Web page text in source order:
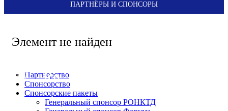
Ru
ПАРТНЁРЫ И СПОНСОРЫ
Элемент не найден
Партнерство
Спонсорство
Спонсорские пакеты
Генеральный спонсор РОНКТД